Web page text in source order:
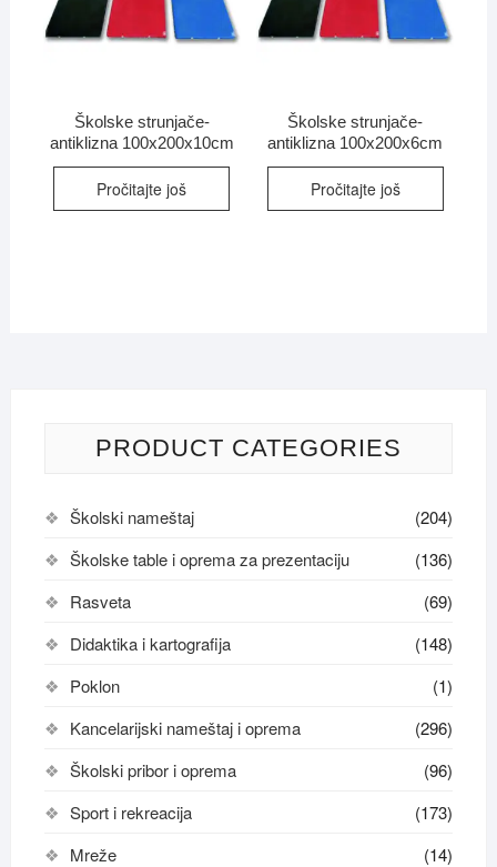
Školske strunjače-
antiklizna 100x200x10cm
Pročitajte još
Školske strunjače-
antiklizna 100x200x6cm
Pročitajte još
PRODUCT CATEGORIES
Školski nameštaj
(204)
Školske table i oprema za prezentaciju
(136)
Rasveta
(69)
Didaktika i kartografija
(148)
Poklon
(1)
Kancelarijski nameštaj i oprema
(296)
Školski pribor i oprema
(96)
Sport i rekreacija
(173)
Mreže
(14)